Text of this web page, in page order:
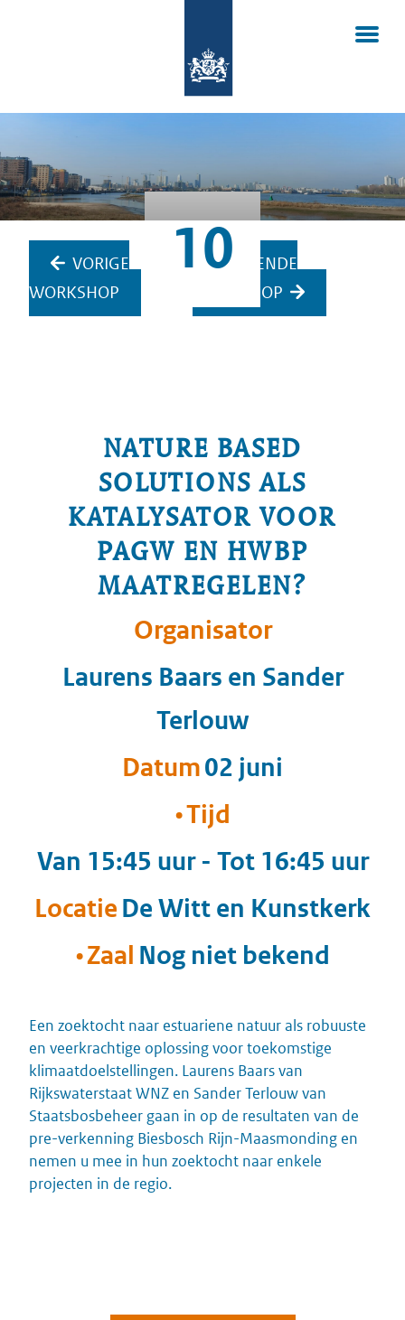
VORIGE
WORKSHOP
VOLGENDE
WORKSHOP
10
NATURE BASED
SOLUTIONS ALS
KATALYSATOR VOOR
PAGW EN HWBP
MAATREGELEN?
Organisator
Laurens Baars en Sander
Terlouw
Datum02 juni
Tijd
Van 15:45 uur - Tot 16:45 uur
Locatie De Witt en Kunstkerk
Zaal Nog niet bekend
Een zoektocht naar estuariene natuur als robuuste
en veerkrachtige oplossing voor toekomstige
klimaatdoelstellingen. Laurens Baars van
RijkswaterstaatWNZ en Sander Terlouw van
Staatsbosbeheer gaan in op de resultaten van de
pre-verkenning Biesbosch Rijn-Maasmonding en
nemen u mee in hun zoektocht naar enkele
projecten in de regio.